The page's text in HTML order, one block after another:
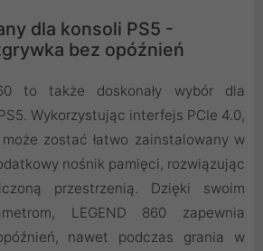
dla konsoli PS5 -
bez opóźnień
to także doskonały wybór dla
Wykorzystując interfejs PCIe 4.0,
może zostać łatwo zainstalowany w
nośnik pamięci, rozwiązując
przestrzenią. Dzięki swoim
LEGEND 860 zapewnia
nawet podczas grania w